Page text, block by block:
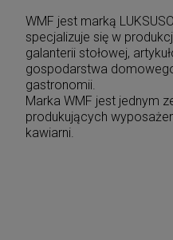
WMF jest marką
specjalizuje się w
galanterii stołowej,
gospodarstwa
gastronomii.
Marka WMF jest jednym
produkujących
kawiarni.